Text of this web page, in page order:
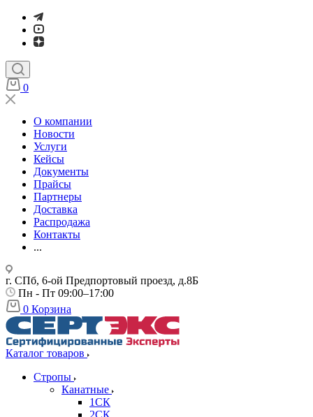
0
О компании
Новости
Услуги
Кейсы
Документы
Прайсы
Партнеры
Доставка
Распродажа
Контакты
...
г. СПб, 6-ой Предпортовый проезд, д.8Б
Пн - Пт 09:00–17:00
0 Корзина
Каталог товаров
Стропы
Канатные
1СК
2СК